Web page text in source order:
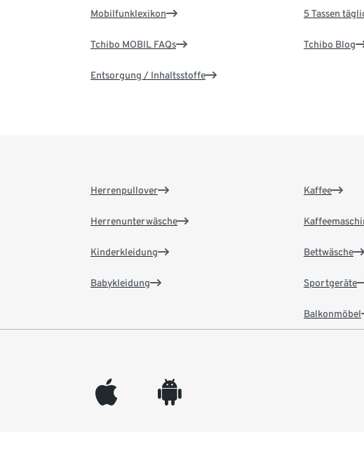
Mobilfunklexikon
Tchibo MOBIL FAQs
Entsorgung / Inhaltsstoffe
5 Tassen
Tchibo Blog
Herrenpullover
Herrenunterwäsche
Kinderkleidung
Babykleidung
Kaffee
Bettwäsche
Sportgeräte
Balkonmöbel
appleinc android